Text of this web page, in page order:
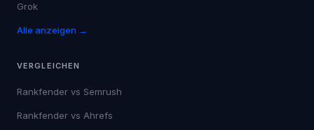
Grok
Alle anzeigen →
VERGLEICHEN
Rankfender vs Semrush
Rankfender vs Ahrefs